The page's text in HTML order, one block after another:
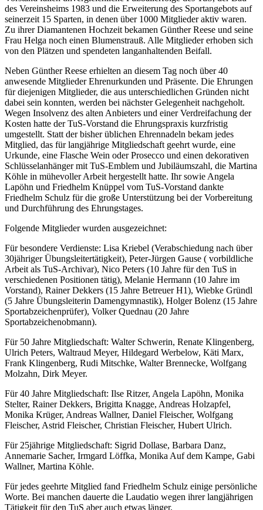
des Vereinsheims 1983 und die Erweiterung des Sportangebots auf
seinerzeit 15 Sparten, in denen über 1000 Mitglieder aktiv waren.
Zu ihrer Diamantenen Hochzeit bekamen Günther Reese und seine
Frau Helga noch einen Blumenstrauß. Alle Mitglieder erhoben sich
von den Plätzen und spendeten langanhaltenden Beifall.
Neben Günther Reese erhielten an diesem Tag noch über 40
anwesende Mitglieder Ehrenurkunden und Präsente. Die Ehrungen
für diejenigen Mitglieder, die aus unterschiedlichen Gründen nicht
dabei sein konnten, werden bei nächster Gelegenheit nachgeholt.
Wegen Insolvenz des alten Anbieters und einer Verdreifachung der
Kosten hatte der TuS-Vorstand die Ehrungspraxis kurzfristig
umgestellt. Statt der bisher üblichen Ehrennadeln bekam jedes
Mitglied, das für langjährige Mitgliedschaft geehrt wurde, eine
Urkunde, eine Flasche Wein oder Prosecco und einen dekorativen
Schlüsselanhänger mit TuS-Emblem und Jubiläumszahl, die Martina
Köhle in mühevoller Arbeit hergestellt hatte. Ihr sowie Angela
Lapöhn und Friedhelm Knüppel vom TuS-Vorstand dankte
Friedhelm Schulz für die große Unterstützung bei der Vorbereitung
und Durchführung des Ehrungstages.
Folgende Mitglieder wurden ausgezeichnet:
Für besondere Verdienste: Lisa Kriebel (Verabschiedung nach über
30jähriger Übungsleitertätigkeit), Peter-Jürgen Gause ( vorbildliche
Arbeit als TuS-Archivar), Nico Peters (10 Jahre für den TuS in
verschiedenen Positionen tätig), Melanie Hermann (10 Jahre im
Vorstand), Rainer Dekkers (15 Jahre Betreuer H1), Wiebke Gründl
(5 Jahre Übungsleiterin Damengymnastik), Holger Bolenz (15 Jahre
Sportabzeichenprüfer), Volker Quednau (20 Jahre
Sportabzeichenobmann).
Für 50 Jahre Mitgliedschaft: Walter Schwerin, Renate Klingenberg,
Ulrich Peters, Waltraud Meyer, Hildegard Werbelow, Käti Marx,
Frank Klingenberg, Rudi Mitschke, Walter Brennecke, Wolfgang
Molzahn, Dirk Meyer.
Für 40 Jahre Mitgliedschaft: Ilse Ritzer, Angela Lapöhn, Monika
Stelter, Rainer Dekkers, Brigitta Knagge, Andreas Holzapfel,
Monika Krüger, Andreas Wallner, Daniel Fleischer, Wolfgang
Fleischer, Astrid Fleischer, Christian Fleischer, Hubert Ulrich.
Für 25jährige Mitgliedschaft: Sigrid Dollase, Barbara Danz,
Annemarie Sacher, Irmgard Löffka, Monika Auf dem Kampe, Gabi
Wallner, Martina Köhle.
Für jedes geehrte Mitglied fand Friedhelm Schulz einige persönliche
Worte. Bei manchen dauerte die Laudatio wegen ihrer langjährigen
Tätigkeit für den TuS aber auch etwas länger,